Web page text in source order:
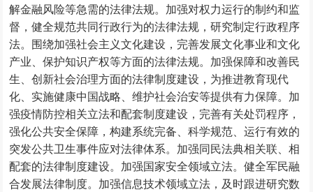
解金融风险等急需的法律法规。加强对权力运行的制约和监
督，健全规范共同行政行为的法律法规，研究制定行政程序
法。围绕加强社会主义文化建设，完善发展文化事业和文化
产业、保护知识产权等方面的法律法规。加强保障和改善民
生、创新社会治理方面的法律制度建设，为推进教育现代
化、实施健康中国战略、维护社会治安等提供有力保障。加
强疫情防控相关立法和配套制度建设，完善有关处罚程序，
强化公共安全保障，构建系统完备、科学规范、运行有效的
突发公共卫生事件应对法律体系。加强同民法典相关联、相
配套的法律制度建设。加强国家安全领域立法。健全军民融
合发展法律制度。加强信息技术领域立法，及时跟进研究数